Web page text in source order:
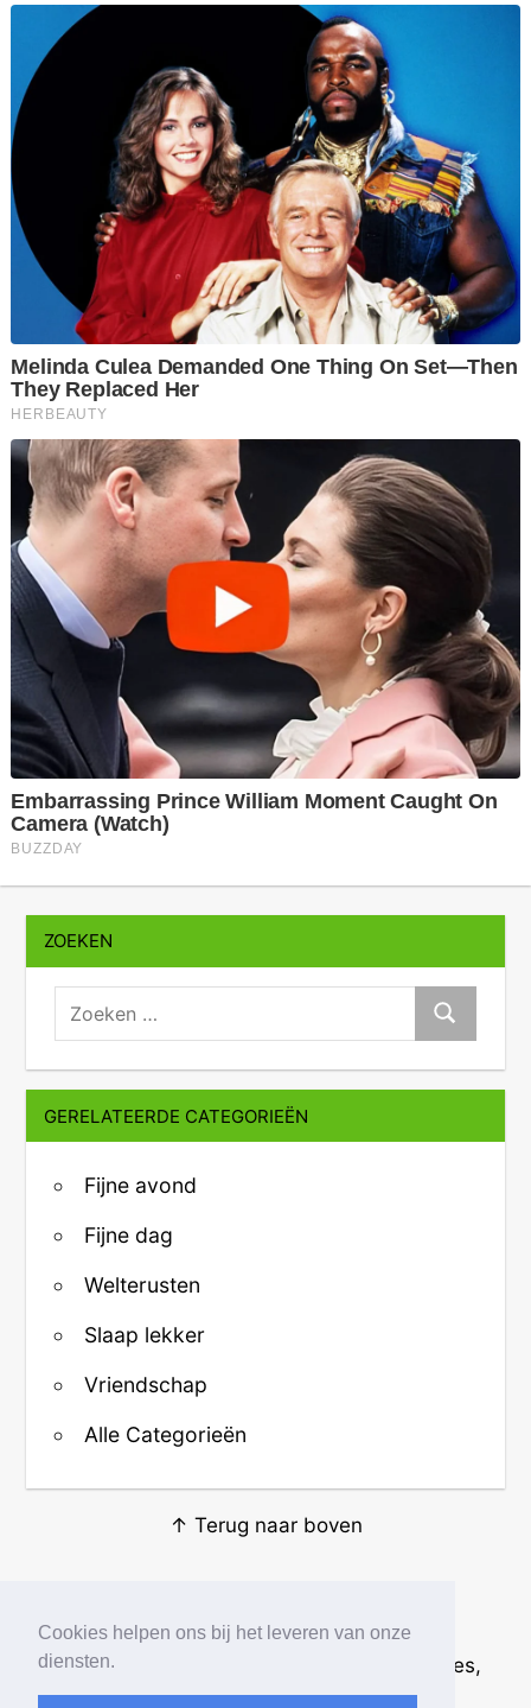
Cookies helpen ons bij het leveren van onze
diensten.
ZOEKEN
zoeken:
Zoeken
GERELATEERDE CATEGORIEËN
Fijne avond
Fijne dag
Welterusten
Slaap lekker
Vriendschap
Alle Categorieën
↑ Terug naar boven
© 2026
· Plaatjes, animaties,
afbeeldingen en fotos